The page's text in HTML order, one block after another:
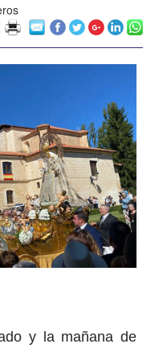
y la mañana de